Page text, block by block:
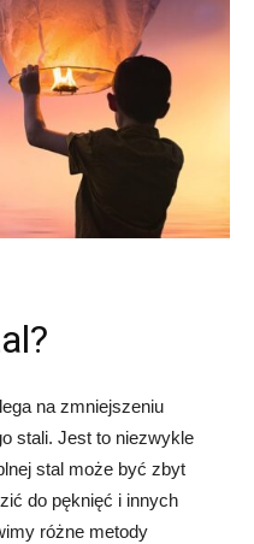
na zmniejszeniu
stali. Jest to niezwykle
stal może być zbyt
do pęknięć i innych
różne metody